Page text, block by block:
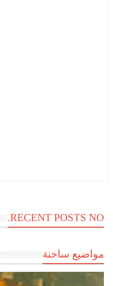
RECENT POSTS NO.
مواضيع ساخنة